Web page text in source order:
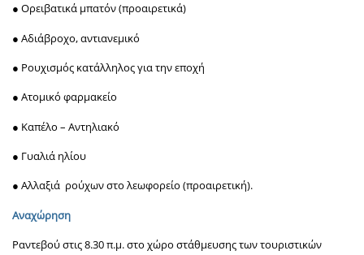
● Ορειβατικά μπατόν (προαιρετικά)
● Αδιάβροχο, αντιανεμικό
● Ρουχισμός κατάλληλος για την εποχή
● Ατομικό φαρμακείο
● Καπέλο – Αντηλιακό
● Γυαλιά ηλίου
● Αλλαξιά ρούχων στο λεωφορείο (προαιρετική).
Αναχώρηση
Ραντεβού στις 8.30 π.μ. στο χώρο στάθμευσης των τουριστικών